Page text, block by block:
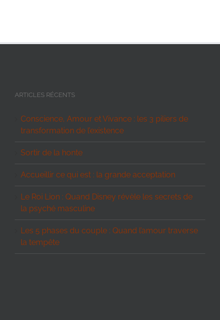
ARTICLES RÉCENTS
Conscience, Amour et Vivance : les 3 piliers de
transformation de l’existence
Sortir de la honte
Accueillir ce qui est : la grande acceptation
Le Roi Lion : Quand Disney révèle les secrets de
la psyché masculine
Les 5 phases du couple : Quand l’amour traverse
la tempête